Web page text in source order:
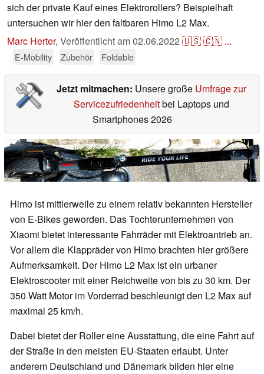
sich der private Kauf eines Elektrorollers? Beispielhaft
untersuchen wir hier den faltbaren Himo L2 Max.
Marc Herter, Veröffentlicht am02.06.2022 🇺🇸🇨🇳 ...
E-Mobility Zubehör Foldable
Jetzt mitmachen: Unsere große Umfrage zur
Servicezufriedenheitbei Laptops und
Smartphones 2026
Himo ist mittlerweile zu einem relativ bekannten Hersteller
von E-Bikes geworden. Das Tochterunternehmen von
Xiaomi bietet interessante Fahrräder mit Elektroantrieb an.
Vor allem die Klappräder von Himo brachten hier größere
Aufmerksamkeit. Der Himo L2 Max ist ein urbaner
Elektroscooter mit einer Reichweite von bis zu 30 km. Der
350 Watt Motor im Vorderrad beschleunigt den L2 Max auf
maximal 25 km/h.
Dabei bietet der Roller eine Ausstattung, die eine Fahrt auf
der Straße in den meisten EU-Staaten erlaubt. Unter
anderem Deutschland und Dänemark bilden hier eine